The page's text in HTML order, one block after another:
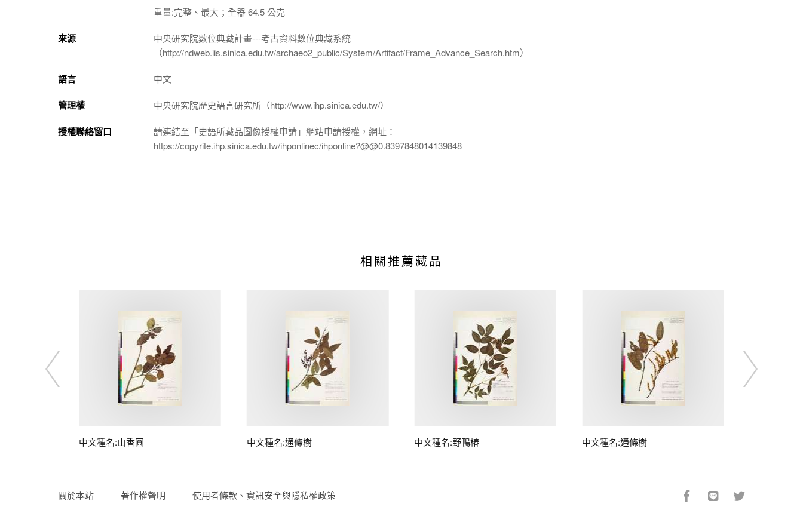
重量:完整、最大；全器 64.5 公克
來源
中央研究院數位典藏計畫---考古資料數位典藏系統
（http://ndweb.iis.sinica.edu.tw/archaeo2_public/System/Artifact/Frame_Advance_Search.htm）
語言 中文
管理權 中央研究院歷史語言研究所（http://www.ihp.sinica.edu.tw/）
授權聯絡窗口
請連結至「史語所藏品圖像授權申請」網站申請授權，網址：
https://copyrite.ihp.sinica.edu.tw/ihponlinec/ihponline?@@0.8397848014139848
相關推薦藏品
中文種名:山香圓 中文種名:通條樹 中文種名:野鴨椿 中文種名:通條樹
關於本站 著作權聲明 使用者條款、資訊安全與隱私權政策